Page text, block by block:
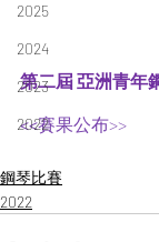
2025
2024
2023
2022
第二屆 亞洲青年
<<賽果公布>>
鋼琴比賽
2022